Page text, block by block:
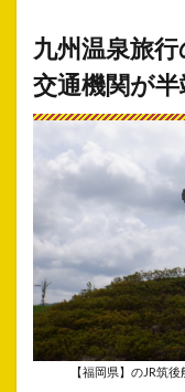
九州温泉旅
交通機関が
【福岡県】のJR筑